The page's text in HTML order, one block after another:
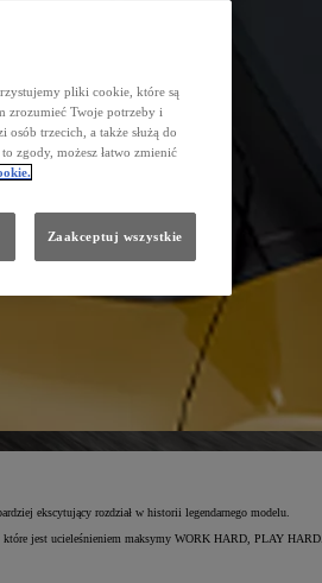
ekscytujący rozdział w historii legendarnego modelu.
jest ucieleśnieniem maksymy WORK HARD, PLAY HARD.
pliki cookie, które są
zrozumieć Twoje potrzeby i
trzecich, a także służą do
zgody, możesz łatwo zmienić
Zaakceptuj wszystkie